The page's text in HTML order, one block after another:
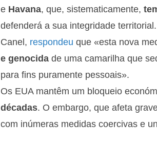
e Havana, que, sistematicamente,
defenderá a sua integridade
Canel, respondeu que «esta nova
e genocida de uma camarilha que
para fins puramente pessoais».
Os EUA mantêm um bloqueio
décadas. O embargo, que afeta
com inúmeras medidas coercivas e